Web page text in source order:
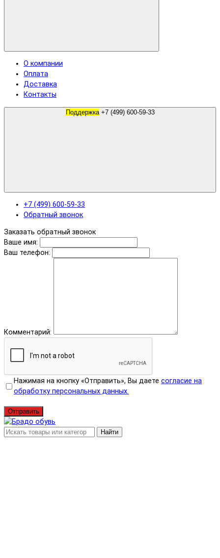
О компании
Оплата
Доставка
Контакты
Поддержка +7 (499) 600-59-33
+7 (499) 600-59-33
Обратный звонок
Заказать обратный звонок
Ваше имя:
Ваш телефон:
Комментарий:
Нажимая на кнопку «Отправить», Вы даете согласие на
обработку персональных данных.
Отправить
Найти